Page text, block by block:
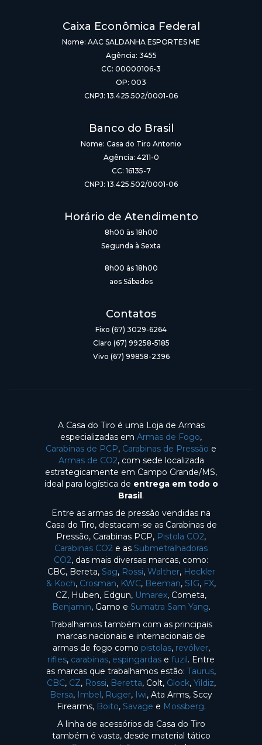
Caixa Econômica Federal
Nome: AAC SALDANHA ESPORTES ME
Agência: 3455
CC: 00000106-3
OP: 003
CNPJ: 13.425.502/0001-06
Banco do Brasil
Nome: Casa do Tiro Antonio
Agência: 4211-0
CC: 16135-7
CNPJ: 13.425.502/0001-06
Horário de Atendimento
8h00 às 18h00
Segunda à Sexta
8h00 às 18h00
aos Sábados
Contatos
Fixo (67) 3029-6264
Claro (67) 99258-5185
Vivo (67) 99858-2396
A Casa do Tiro é uma Loja de Armas
especializadas em Armas de Fogo,
Carabinas de PCP, Carabinas de Pressão e
Armas de CO2, com sede localizada
estrategicamente em Campo Grande/MS,
ideal para logística de entrega em todo o
Brasil.
Entre as armas de pressão vendidas na
Casa do Tiro, destacam-se as Carabinas de
Pressão, Carabinas PCP, Pistola CO2,
Carabinas CO2 e as Submetralhadoras
CO2, das mais diversas marcas, como:
CBC, Bereta, Sag, Rossi, Walther, Heckler
& Koch, Crosman, KWC, Beeman, SIG, FX,
CZ, Huben, Edgun, Umarex, Cometa,
Benjamin, Gamo e Sumatra Sam Yang.
Trabalhamos também com as principais
marcas nacionais e internacionais de
armas de fogo como pistolas, revólver,
rifles, carabinas, espingardas e fuzil. Entre
as marcas que trabalhamos estão: Taurus,
CBC, CZ, Rossi, Beretta, Colt, Glock, Yildiz,
Bersa, Imbel, Ruger, Iwi, Ata Arms, Sccy
Firearms, Boito, Savage e Mossberg.
A linha de acessórios da Casa do Tiro
também é vasta, desde material tático